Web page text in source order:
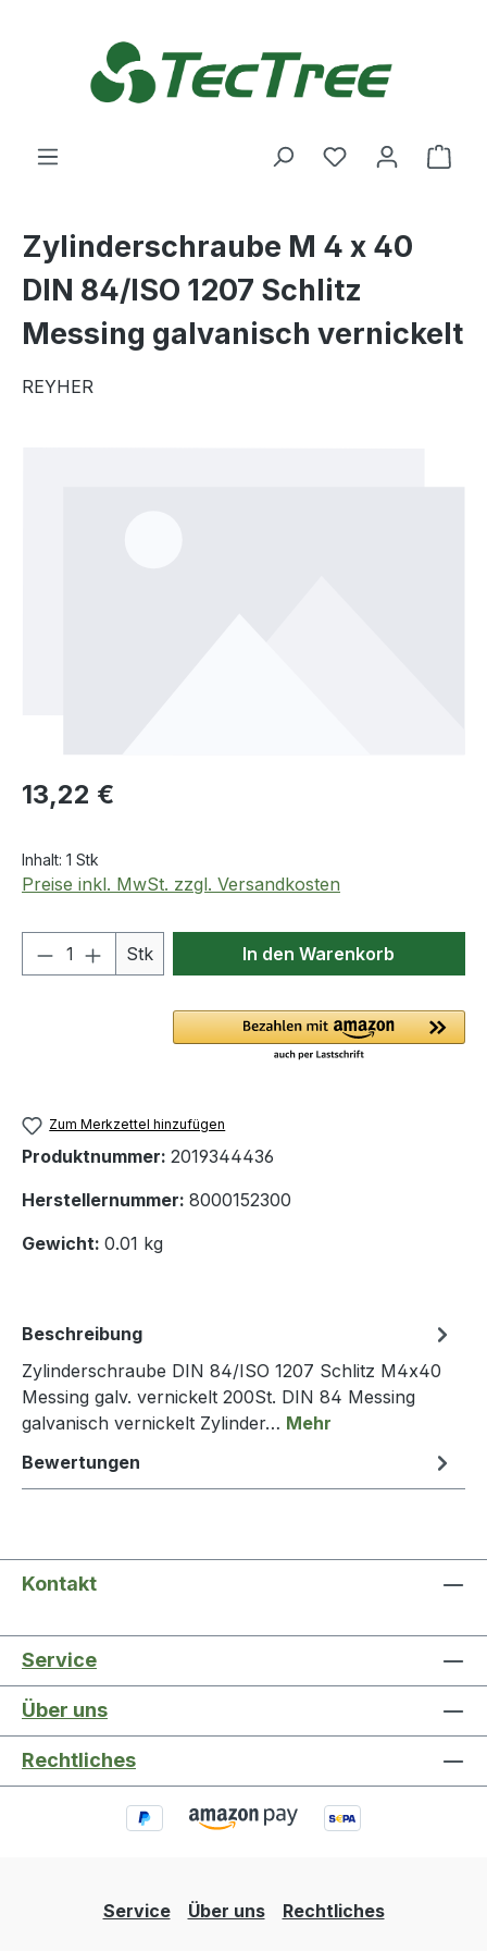
Du hast 0
Zylinderschraube M 4 x 40
DIN 84/ISO 1207 Schlitz
Messing galvanisch vernickelt
REYHER
Regulärer Preis:
13,22 €
Inhalt: 1 Stk
Preise inkl. MwSt. zzgl. Versandkosten
Produkt Anzahl: Gib den
Stk In den Warenkorb
Zum Merkzettel hinzufügen
Produktnummer: 2019344436
Herstellernummer: 8000152300
Gewicht: 0.01 kg
Beschreibung
Zylinderschraube DIN 84/ISO 1207 Schlitz M4x40
Messing galv. vernickelt 200St. DIN 84 Messing
galvanisch vernickelt Zylinder… Mehr
Bewertungen
Kontakt
Service
Über uns
Rechtliches
Service Über uns Rechtliches